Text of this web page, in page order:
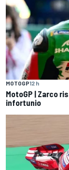
MOTOGP12 h
MotoGP | Zarco
infortunio